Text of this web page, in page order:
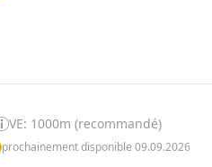
VE: 1000m (recommandé)
prochainement disponible 09.09.2026